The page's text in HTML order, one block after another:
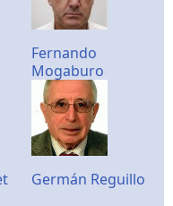
Fernando
Mogaburo
Germán Reguillo